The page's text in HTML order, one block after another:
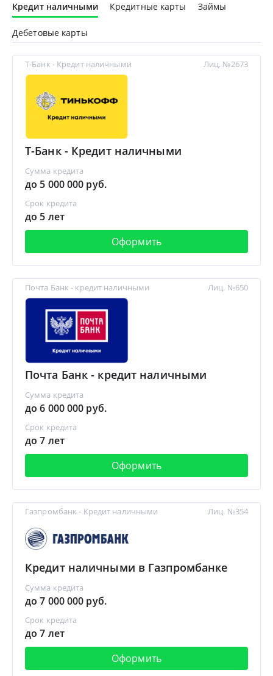
Кредит наличными Кредитные карты Займы
Дебетовые карты
Т-Банк - Кредит наличными
Т-Банк - Кредит наличными
Сумма кредита
до 5 000 000 руб.
Срок кредита
до 5 лет
Оформить
Лиц. №2673
Почта Банк - кредит наличными
Почта Банк - кредит наличными
Сумма кредита
до 6 000 000 руб.
Срок кредита
до 7 лет
Оформить
Лиц. №650
Газпромбанк - Кредит наличными
Кредит наличными в Газпромбанке
Сумма кредита
до 7 000 000 руб.
Срок кредита
до 7 лет
Оформить
Лиц. №354